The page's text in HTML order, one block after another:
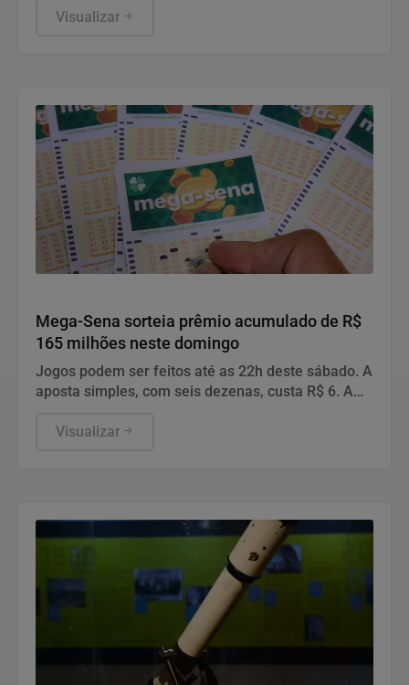
Visualizar
Mega-Sena sorteia prêmio acumulado de R$
165 milhões neste domingo
Jogos podem ser feitos até as 22h deste sábado. A
aposta simples, com seis dezenas, custa R$ 6. A
Visualizar